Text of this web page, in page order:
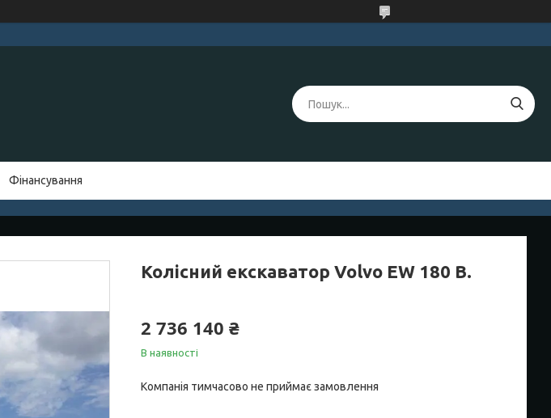
Фінансування
Колісний екскаватор Volvo EW 180 B.
2 736 140 ₴
В наявності
Компанія тимчасово не приймає замовлення